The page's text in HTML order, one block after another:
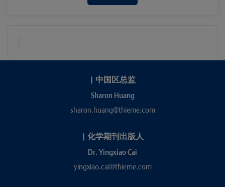
| 中国区总监
Sharon Huang
sharon.huang@thieme.com
| 化学期刊出版人
Dr. Yingxiao Cai
yingxiao.cai@thieme.com